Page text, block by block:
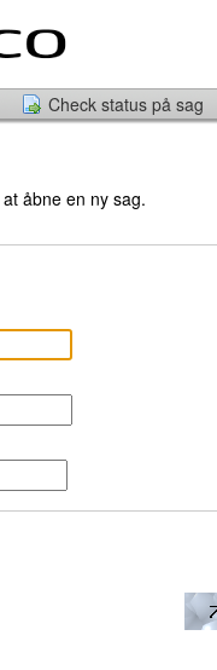
Check status på sag
åbne en ny sag.